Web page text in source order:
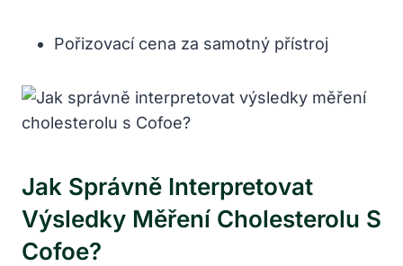
Pořizovací cena za samotný přístroj
Jak Správně Interpretovat
Výsledky Měření Cholesterolu S
Cofoe?